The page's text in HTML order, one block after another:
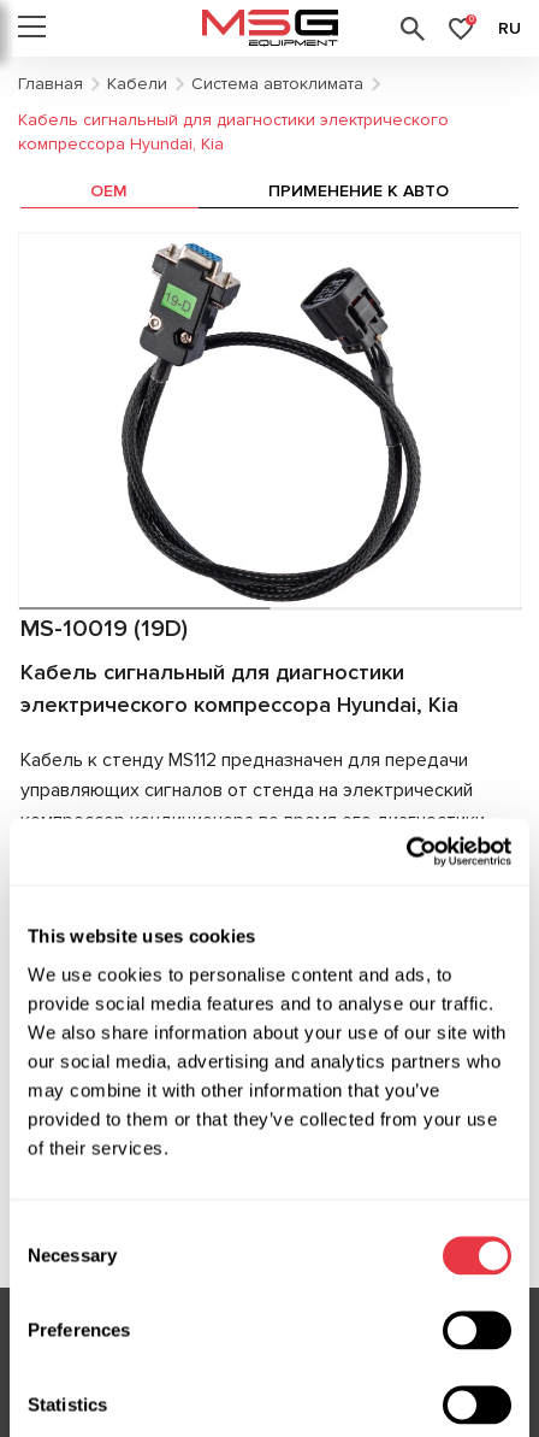
This website uses cookies
We use cookies to personalise content and ads, to
provide social media features and to analyse our traffic.
We also share information about your use of our site with
our social media, advertising and analytics partners who
may combine it with other information that you’ve
provided to them or that they’ve collected from your use
of their services.
Selection
Necessary
Preferences
Statistics
0 RU
Главная Кабели
Система автоклимата
Кабель сигнальный для диагностики электрического
компрессора Hyundai, Kia
MS-10019 (19D)
Кабель сигнальный для диагностики
электрического компрессора Hyundai, Kia
Кабель к стенду MS112 предназначен для передачи
управляющих сигналов от стенда на электрический
компрессор кондиционера во время его диагностики.
Производитель: MSG Equipment
Запросить цену
OEM ПРИМЕНЕНИЕ К АВТО
Подпишитесь на нашу рассылку
Не пропустите эксклюзивные предложения и скидки